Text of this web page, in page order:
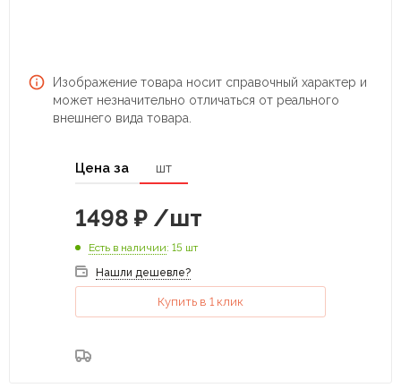
Изображение товара носит справочный характер и
может незначительно отличаться от реального
внешнего вида товара.
Цена за шт
1498 ₽ /шт
Есть в наличии: 15 шт
Нашли дешевле?
Купить в 1 клик